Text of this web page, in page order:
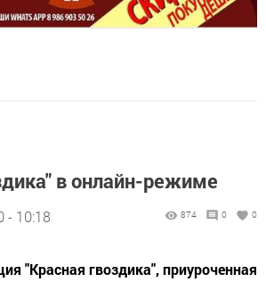
в онлайн-режиме
- 10:18 874 0 0
"Красная гвоздика", приуроченная